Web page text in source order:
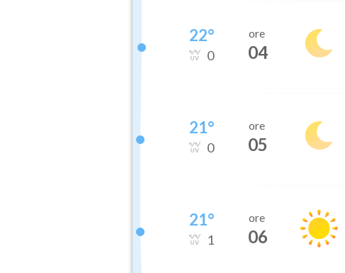
22°
0
ore
04
21°
0
ore
05
21°
1
ore
06